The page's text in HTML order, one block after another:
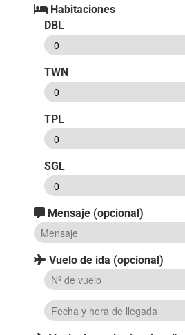
Habitaciones
DBL
TWN
TPL
SGL
Mensaje (opcional)
Vuelo de ida (opcional)